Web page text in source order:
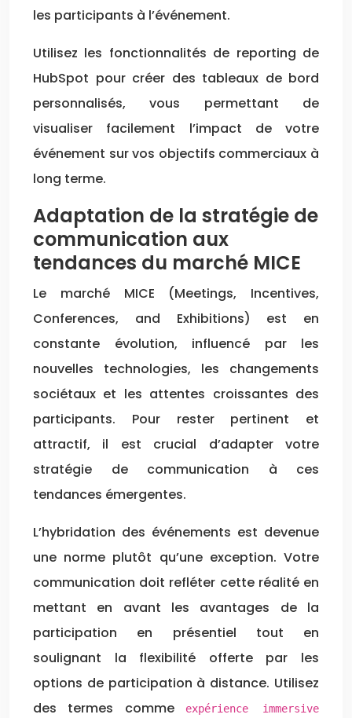
les participants à l’événement.
Utilisez les fonctionnalités de reporting de
HubSpot pour créer des tableaux de bord
personnalisés, vous permettant de
visualiser facilement l’impact de votre
événement sur vos objectifs commerciaux à
long terme.
Adaptation de la stratégie de
communication aux
tendances du marché MICE
Le marché MICE (Meetings, Incentives,
Conferences, and Exhibitions) est en
constante évolution, influencé par les
nouvelles technologies, les changements
sociétaux et les attentes croissantes des
participants. Pour rester pertinent et
attractif, il est crucial d’adapter votre
stratégie de communication à ces
tendances émergentes.
L’hybridation des événements est devenue
une norme plutôt qu’une exception. Votre
communication doit refléter cette réalité en
mettant en avant les avantages de la
participation en présentiel tout en
soulignant la flexibilité offerte par les
options de participation à distance. Utilisez
des termes comme
expérience immersive